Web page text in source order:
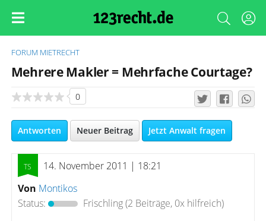
FORUM MIETRECHT
Mehrere Makler = Mehrfache Courtage?
0
Antworten Neuer Beitrag Jetzt Anwalt fragen
14. November 2011 | 18:21
Von Montikos
Status:
Frischling(2 Beiträge, 0x hilfreich)